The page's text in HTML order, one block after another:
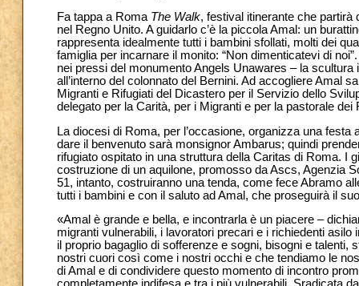
Fa tappa a Roma The Walk, festival itinerante che
nel Regno Unito. A guidarlo c’è la piccola Amal: un
rappresenta idealmente tutti i bambini sfollati, molti dei
famiglia per incarnare il monito: “Non dimenticatevi di
nei pressi del monumento Angels Unawares – la
all’interno del colonnato del Bernini. Ad accogliere Amal
Migranti e Rifugiati del Dicastero per il Servizio dello
delegato per la Carità, per i Migranti e per la pastorale dei
La diocesi di Roma, per l’occasione, organizza una
dare il benvenuto sarà monsignor Ambarus; quindi
rifugiato ospitato in una struttura della Caritas di Roma. I
costruzione di un aquilone, promosso da Ascs, Agenzia
51, intanto, costruiranno una tenda, come fece Abramo
tutti i bambini e con il saluto ad Amal, che proseguirà il
«Amal è grande e bella, e incontrarla è un piacere –
migranti vulnerabili, i lavoratori precari e i richiedenti
il proprio bagaglio di sofferenze e sogni, bisogni e
nostri cuori così come i nostri occhi e che tendiamo le
di Amal e di condividere questo momento di incontro